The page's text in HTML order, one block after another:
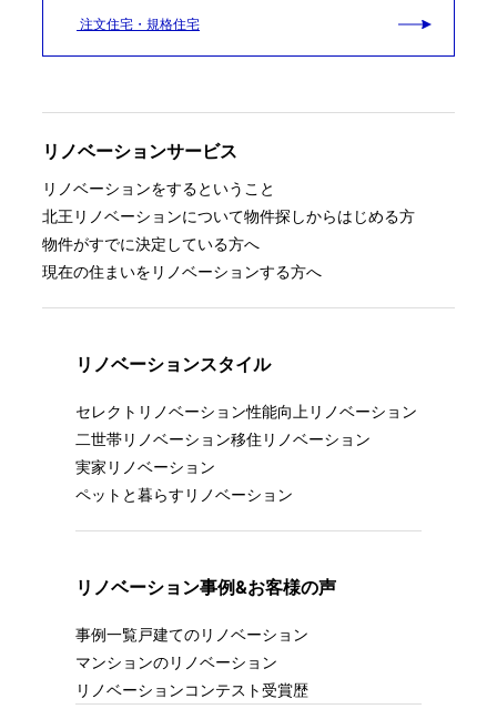
注文住宅・規格住宅
リノベーションサービス
リノベーションをするということ
北王リノベーションについて物件探しからはじめる方
物件がすでに決定している方へ
現在の住まいをリノベーションする方へ
リノベーションスタイル
セレクトリノベーション性能向上リノベーション
二世帯リノベーション移住リノベーション
実家リノベーション
ペットと暮らすリノベーション
リノベーション事例&お客様の声
事例一覧戸建てのリノベーション
マンションのリノベーション
リノベーションコンテスト受賞歴